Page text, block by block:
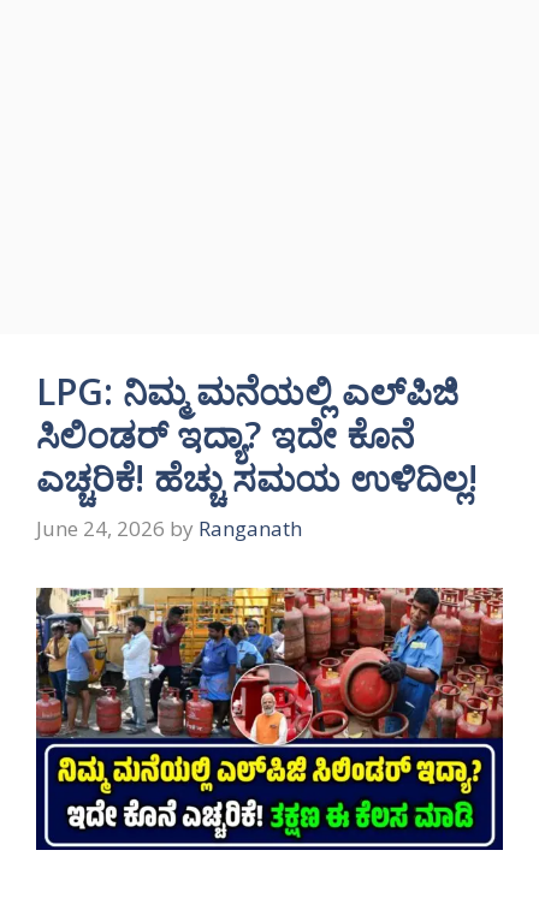
LPG: ನಿಮ್ಮ ಮನೆಯಲ್ಲಿ ಎಲ್‌ಪಿಜಿ
ಸಿಲಿಂಡರ್‌ ಇದ್ಯಾ? ಇದೇ ಕೊನೆ
ಎಚ್ಚರಿಕೆ! ಹೆಚ್ಚು ಸಮಯ ಉಳಿದಿಲ್ಲ!
June 24, 2026 by Ranganath